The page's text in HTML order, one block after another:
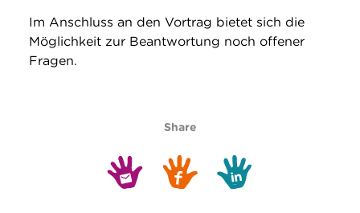
Im Anschluss an den Vortrag bietet sich die
Möglichkeit zur Beantwortung noch offener
Fragen.
Share